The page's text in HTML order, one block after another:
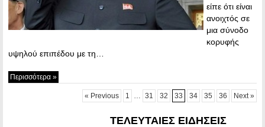
είπε ότι είναι
ανοιχτός σε
μια σύνοδο
κορυφής
υψηλού επιπέδου με τη…
Περισσότερα »
« Previous 1 31 32 33 34 35 36 Next »
ΤΕΛΕΥΤΑΙΕΣ ΕΙΔΗΣΕΙΣ